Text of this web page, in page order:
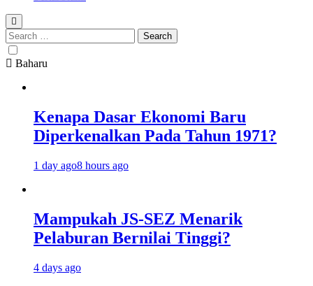
Search
for:
Baharu
Kenapa Dasar Ekonomi Baru
Diperkenalkan Pada Tahun 1971?
1 day ago8 hours ago
Mampukah JS-SEZ Menarik
Pelaburan Bernilai Tinggi?
4 days ago